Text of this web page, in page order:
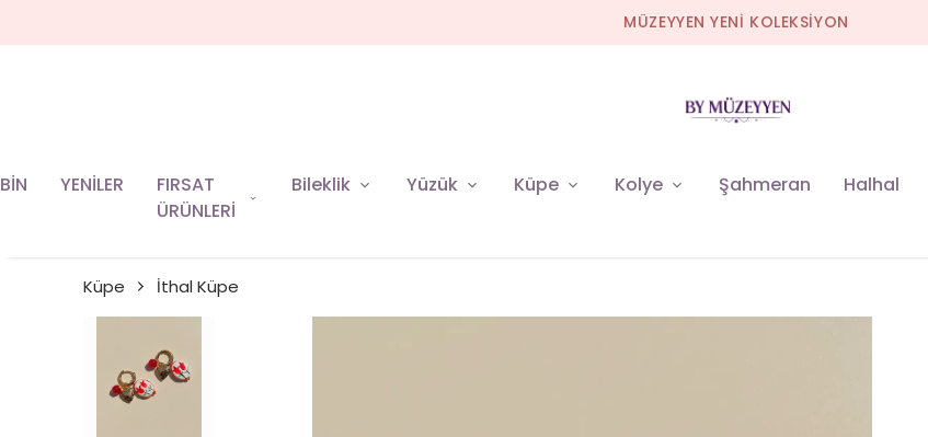
MÜZEYYEN YENİ KOLEKSİYON
YENİLER
FIRSAT
ÜRÜNLERİ
Bileklik Yüzük Küpe Kolye Şahmeran Halhal
Küpe İthal Küpe